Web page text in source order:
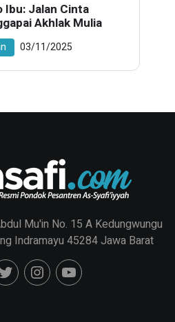
Ibu: Jalan Cinta
Akhlak Mulia
03/11/2025
Mu'in No. 15 A Kedungwungu
Indramayu 45284 Jawa Barat